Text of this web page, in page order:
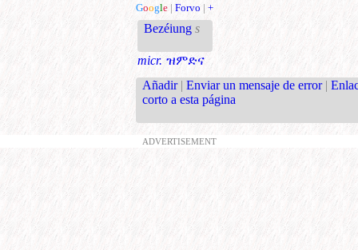
Google | Forvo | +
Bezéiung s
micr. ዝምድና
Añadir | Enviar un mensaje de error |
corto a esta página
ADVERTISEMENT